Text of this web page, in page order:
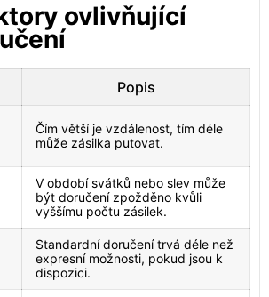
ovlivňující
Popis
Čím větší je vzdálenost, tím déle
může zásilka putovat.
V období svátků nebo slev může
být doručení zpožděno kvůli
vyššímu počtu zásilek.
Standardní doručení trvá déle než
expresní možnosti, pokud jsou k
dispozici.